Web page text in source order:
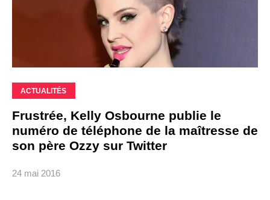
ACTUALITÉS
Frustrée, Kelly Osbourne publie le
numéro de téléphone de la maîtresse de
son père Ozzy sur Twitter
24 mai 2016